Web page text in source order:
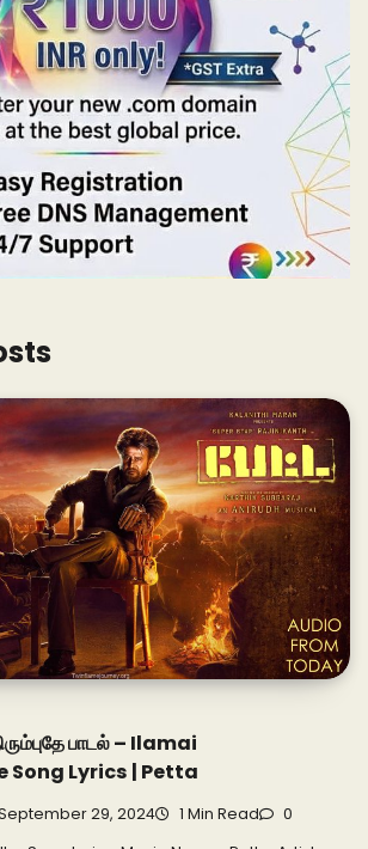
பாடல் – Ilamai
Song Lyrics | Petta
29, 2024 1 Min Read 0